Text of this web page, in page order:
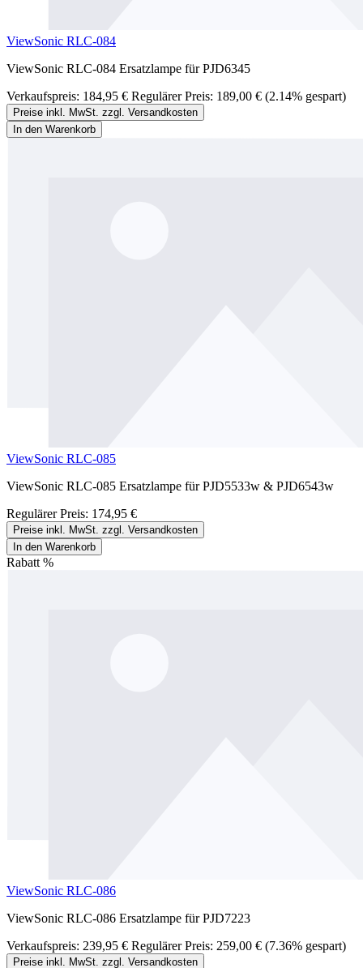
ViewSonic RLC-084
ViewSonic RLC-084 Ersatzlampe für PJD6345
Verkaufspreis: 184,95 € Regulärer Preis: 189,00 € (2.14% gespart)
Preise inkl. MwSt. zzgl. Versandkosten
In den Warenkorb
ViewSonic RLC-085
ViewSonic RLC-085 Ersatzlampe für PJD5533w & PJD6543w
Regulärer Preis: 174,95 €
Preise inkl. MwSt. zzgl. Versandkosten
In den Warenkorb
Rabatt %
ViewSonic RLC-086
ViewSonic RLC-086 Ersatzlampe für PJD7223
Verkaufspreis: 239,95 € Regulärer Preis: 259,00 € (7.36% gespart)
Preise inkl. MwSt. zzgl. Versandkosten